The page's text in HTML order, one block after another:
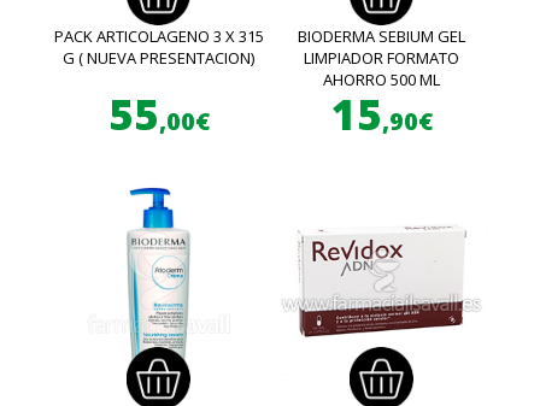
PACK ARTICOLAGENO 3 X 315
G ( NUEVA PRESENTACION)
55,00€
BIODERMA SEBIUM GEL
LIMPIADOR FORMATO
AHORRO 500 ML
15,90€